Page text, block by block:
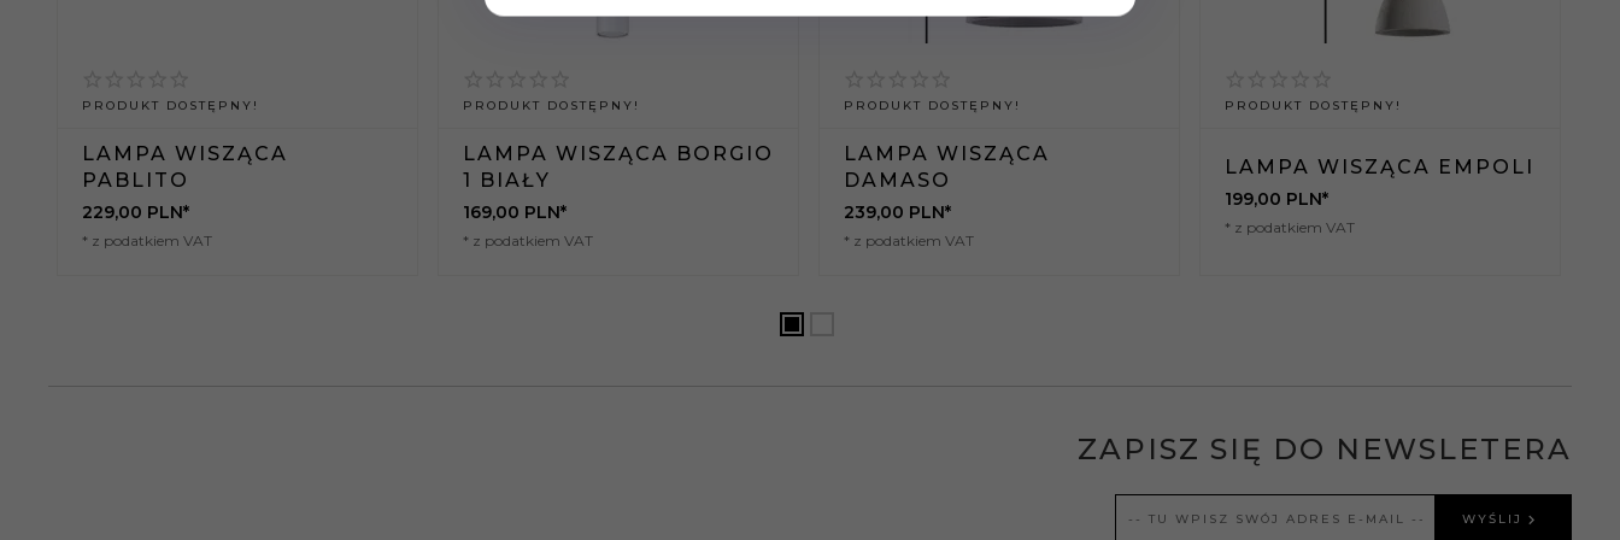
Kelwiny:
Klasa IP:
Kolekcja:
PRODUKT DOSTĘPNY!
LAMPA WISZĄCA
PABLITO
229,00 PLN*
* z podatkiem VAT
PRODUKT DOSTĘPNY!
LAMPA WISZĄCA BORGIO
1 BIAŁY
169,00 PLN*
* z podatkiem VAT
PRODUKT DOSTĘPNY!
LAMPA WISZĄCA
DAMASO
239,00 PLN*
* z podatkiem VAT
PRODUKT DOSTĘPNY!
LAMPA WISZĄCA EMPOLI
199,00 PLN*
* z podatkiem VAT
ZAPISZ SIĘ DO NEWSLETERA
WYŚLIJ